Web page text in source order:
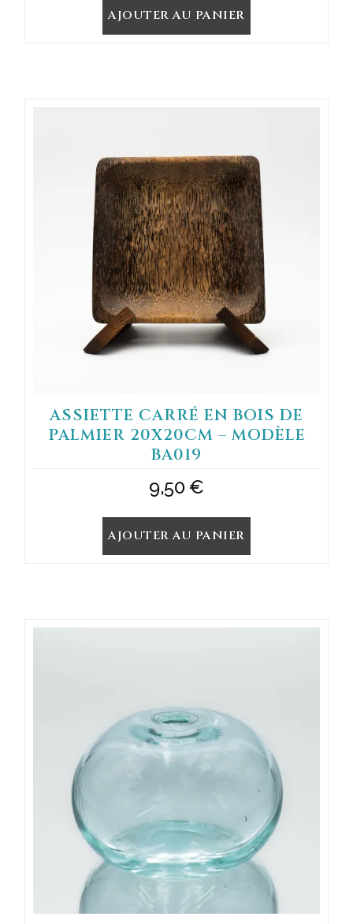
AJOUTER AU PANIER
ASSIETTE CARRÉ EN BOIS DE
PALMIER 20X20CM – MODÈLE
BA019
9,50€
AJOUTER AU PANIER